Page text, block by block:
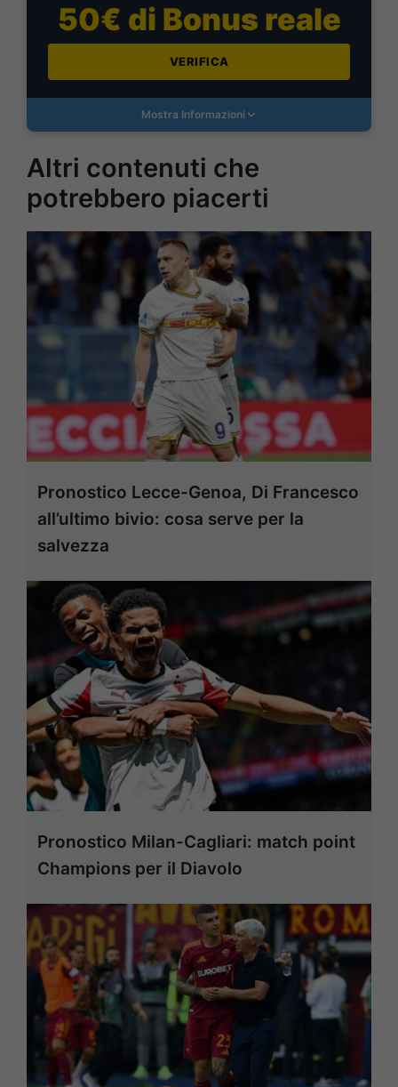
50€ di Bonus reale
VERIFICA
Mostra Informazioni
Altri contenuti che
potrebbero piacerti
Pronostico Lecce-Genoa, Di Francesco
all’ultimo bivio: cosa serve per la
salvezza
Pronostico Milan-Cagliari: match point
Champions per il Diavolo